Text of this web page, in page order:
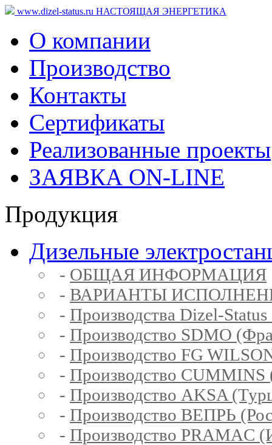
www.dizel-status.ru НАСТОЯЩАЯ ЭНЕРГЕТИКА
О компании
Производство
Контакты
Сертификаты
Реализованные проекты
ЗАЯВКА ON-LINE
Продукция
Дизельные
- ОБЩАЯ ИНФОРМАЦИЯ
- ВАРИАНТЫ
- Производства Dizel-
- Производство SDMO
- Производство FG
- Производство CUMMINS
- Производство AKSA
- Производство ВЕПРЬ
- Производство PRAMAC